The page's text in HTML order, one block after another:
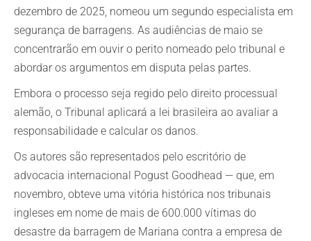
dezembro de 2025, nomeou um segundo especialista em
segurança de barragens. As audiências de maio se
concentrarão em ouvir o perito nomeado pelo tribunal e
abordar os argumentos em disputa pelas partes.
Embora o processo seja regido pelo direito processual
alemão, o Tribunal aplicará a lei brasileira ao avaliar a
responsabilidade e calcular os danos.
Os autores são representados pelo escritório de
advocacia internacional Pogust Goodhead — que, em
novembro, obteve uma vitória histórica nos tribunais
ingleses em nome de mais de 600.000 vítimas do
desastre da barragem de Mariana contra a empresa de